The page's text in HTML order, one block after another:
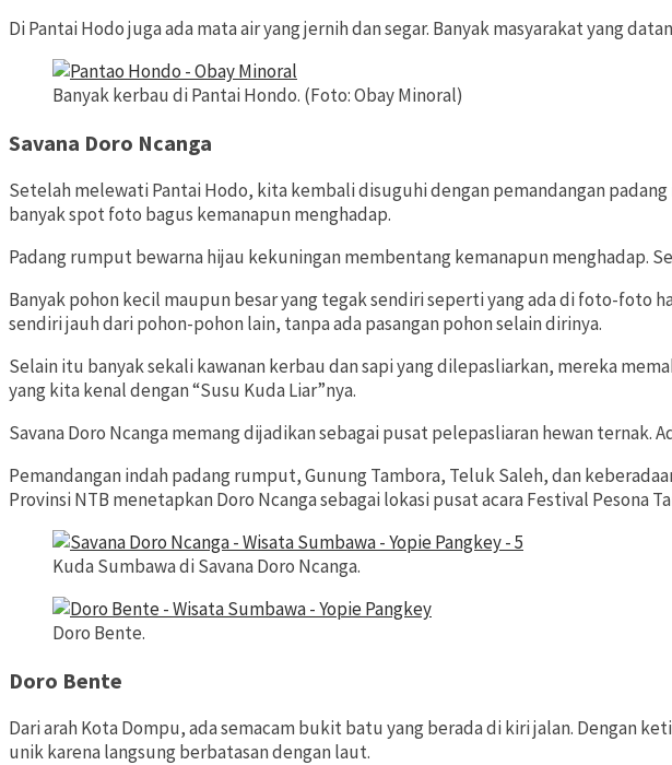
Di Pantai Hodo juga ada mata air yang jernih dan segar. Banyak masyarakat yang
Banyak kerbau di Pantai Hondo. (Foto: Obay Minoral)
Savana Doro Ncanga
Setelah melewati Pantai Hodo, kita kembali disuguhi dengan pemandangan
banyak spot foto bagus kemanapun menghadap.
Padang rumput bewarna hijau kekuningan membentang kemanapun menghadap.
Banyak pohon kecil maupun besar yang tegak sendiri seperti yang ada di foto-foto
sendiri jauh dari pohon-pohon lain, tanpa ada pasangan pohon selain dirinya.
Selain itu banyak sekali kawanan kerbau dan sapi yang dilepasliarkan, mereka
yang kita kenal dengan “Susu Kuda Liar”nya.
Savana Doro Ncanga memang dijadikan sebagai pusat pelepasliaran hewan
Pemandangan indah padang rumput, Gunung Tambora, Teluk Saleh, dan
Provinsi NTB menetapkan Doro Ncanga sebagai lokasi pusat acara Festival Pesona
Kuda Sumbawa di Savana Doro Ncanga.
Doro Bente.
Doro Bente
Dari arah Kota Dompu, ada semacam bukit batu yang berada di kiri jalan. Dengan
unik karena langsung berbatasan dengan laut.